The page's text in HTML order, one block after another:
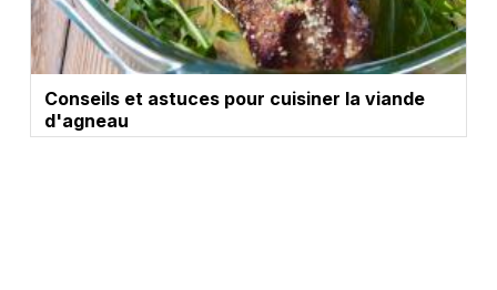
Conseils et astuces pour cuisiner la viande
d'agneau